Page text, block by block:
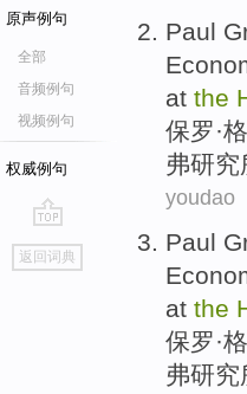
原声例句
全部
音频例句
视频例句
权威例句
go
top
返回词典
Paul
at the
保罗·
弗研究
youdao
Paul
at the
保罗·
弗研究